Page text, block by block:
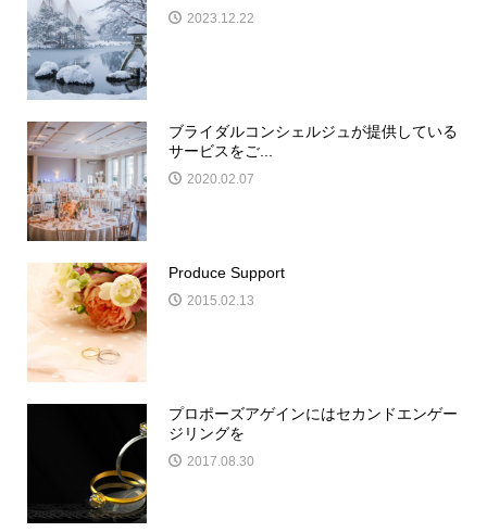
2023.12.22
ブライダルコンシェルジュが提供している
サービスをご...
2020.02.07
Produce Support
2015.02.13
プロポーズアゲインにはセカンドエンゲー
ジリングを
2017.08.30